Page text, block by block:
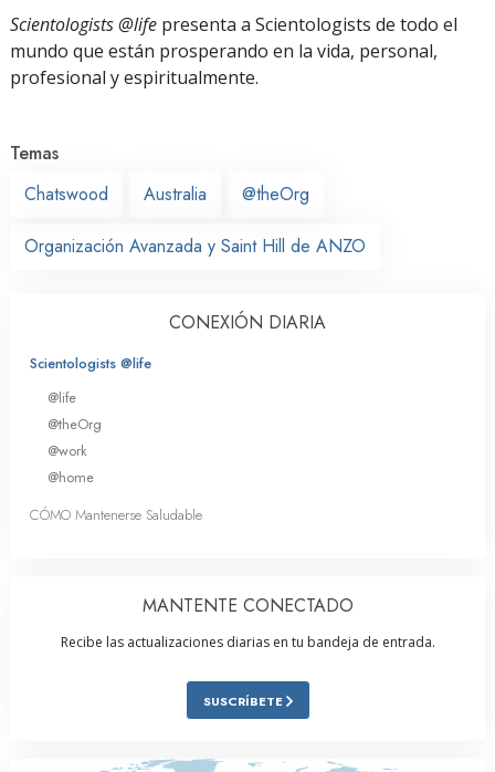
Scientologists @life presenta a Scientologists de todo el
mundo que están prosperando en la vida, personal,
profesional y espiritualmente.
Temas
Chatswood
Australia @theOrg
Organización Avanzada y Saint Hill de ANZO
CONEXIÓN DIARIA
Scientologists @life
@life
@theOrg
@work
@home
CÓMO Mantenerse Saludable
MANTENTE CONECTADO
Recibe las actualizaciones diarias en tu bandeja de entrada.
SUSCRÍBETE